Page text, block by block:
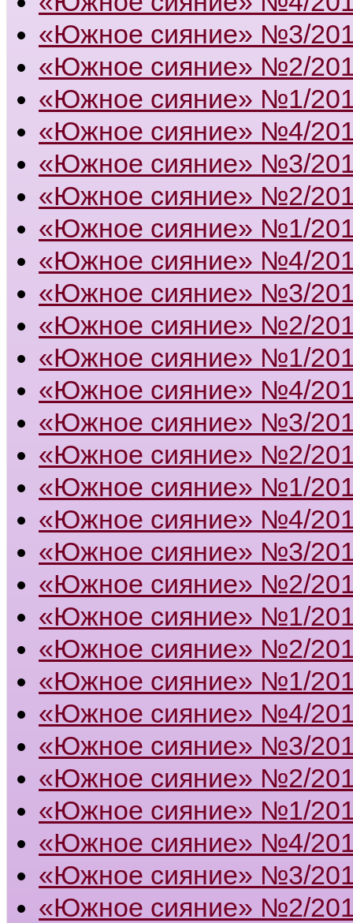
«Южное сияние» №3/
«Южное сияние» №2/
«Южное сияние» №1/
«Южное сияние» №4/
«Южное сияние» №3/
«Южное сияние» №2/
«Южное сияние» №1/
«Южное сияние» №4/
«Южное сияние» №3/
«Южное сияние» №2/
«Южное сияние» №1/
«Южное сияние» №4/
«Южное сияние» №3/
«Южное сияние» №2/
«Южное сияние» №1/
«Южное сияние» №4/
«Южное сияние» №3/
«Южное сияние» №2/
«Южное сияние» №1/
«Южное сияние» №2/
«Южное сияние» №1/
«Южное сияние» №4/
«Южное сияние» №3/
«Южное сияние» №2/
«Южное сияние» №1/
«Южное сияние» №4/
«Южное сияние» №3/
«Южное сияние» №2/